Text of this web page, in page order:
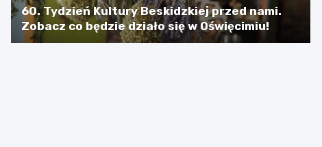
60. Tydzień Kultury Beskidzkiej przed nami.
Zobacz co będzie działo się w Oświęcimiu!